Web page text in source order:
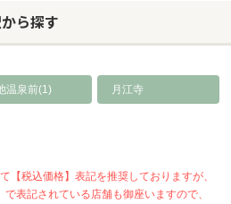
ら探す
温泉前(1) 月江寺
【税込価格】表記を推奨しておりますが、
表記されている店舗も御座いますので、